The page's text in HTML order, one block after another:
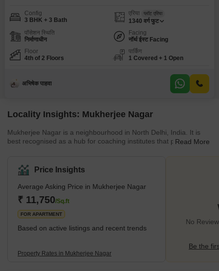
Config
3 BHK + 3 Bath
एरिया प्लॉट एरिया
1340 वर्ग फुट
पॉसेशन स्थिति
निर्माणाधीन
Facing
नॉर्थ ईस्ट Facing
Floor
4th of 2 Floors
पार्किंग
1 Covered + 1 Open
अभिषेक पाहवा
Locality Insights: Mukherjee Nagar
Mukherjee Nagar is a neighbourhood in North Delhi, India. It is
best recognised as a hub for coaching institutes that prepare
come from all over the country to study for these tests. In
addition, Mukherjee Nagar is well-known for its street cuisine,
eateries, markets, and coaching centres. Overall, Mukherjee
Read More
Price Insights
Average Asking Price in Mukherjee Nagar
₹ 11,750/Sq.ft
FOR APARTMENT
Based on active listings and recent trends
Property Rates in Mukherjee Nagar
No
Be the